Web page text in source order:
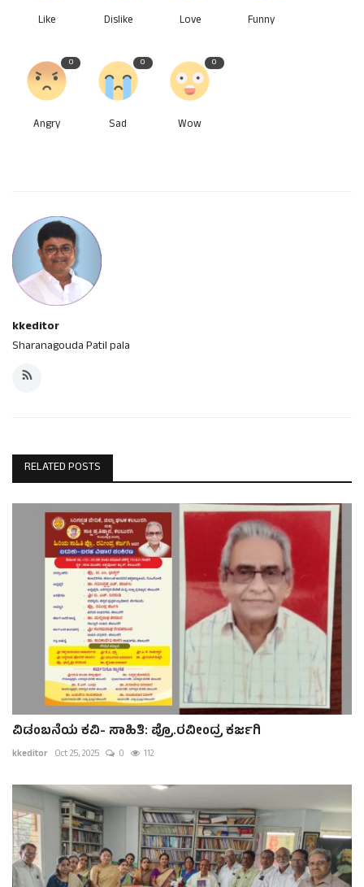
Like Dislike Love Funny
0
Angry
0
Sad
0
Wow
kkeditor
Sharanagouda Patil pala
RELATED POSTS
ವಿಡಂಬನೆಯ ಕವಿ- ಸಾಹಿತಿ: ಪ್ರೊ.ರವೀಂದ್ರ ಕರ್ಜಗಿ
kkeditor Oct 25, 2025 0 112